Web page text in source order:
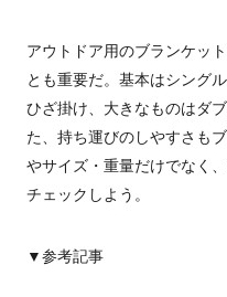
アウトドア用のブランケッ
とも重要だ。基本はシング
ひざ掛け、大きなものはダ
た、持ち運びのしやすさも
やサイズ・重量だけでなく
チェックしよう。
▼参考記事